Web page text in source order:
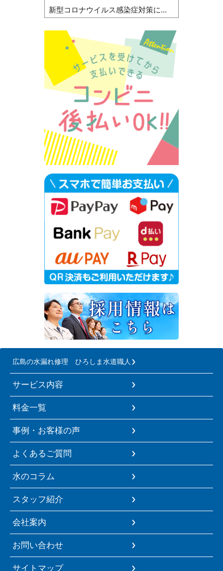
新型コロナウイルス感染症対策に...
広島の水漏れ修理 ひろしま水道職人
サービス内容
料金一覧
事例・お客様の声
よくあるご質問
水のコラム
スタッフ紹介
会社案内
お問い合わせ
サイトマップ